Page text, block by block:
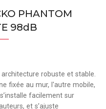
PHANTOM
98dB
robuste et stable.
fixée au mur, l'autre mobile,
facilement sur
et s’ajuste